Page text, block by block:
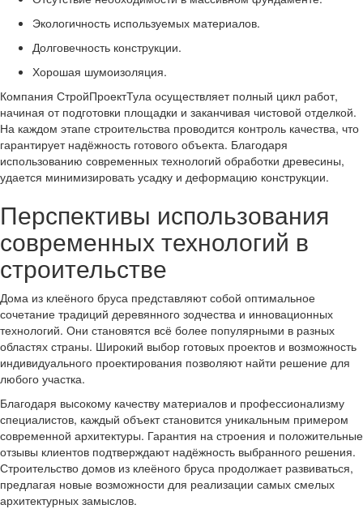
Экологичность используемых материалов.
Долговечность конструкции.
Хорошая шумоизоляция.
Компания СтройПроектТула осуществляет полный цикл работ,
начиная от подготовки площадки и заканчивая чистовой отделкой.
На каждом этапе строительства проводится контроль качества, что
гарантирует надёжность готового объекта. Благодаря
использованию современных технологий обработки древесины,
удается минимизировать усадку и деформацию конструкции.
Перспективы использования
современных технологий в
строительстве
Дома из клеёного бруса представляют собой оптимальное
сочетание традиций деревянного зодчества и инновационных
технологий. Они становятся всё более популярными в разных
областях страны. Широкий выбор готовых проектов и возможность
индивидуального проектирования позволяют найти решение для
любого участка.
Благодаря высокому качеству материалов и профессионализму
специалистов, каждый объект становится уникальным примером
современной архитектуры. Гарантия на строения и положительные
отзывы клиентов подтверждают надёжность выбранного решения.
Строительство домов из клеёного бруса продолжает развиваться,
предлагая новые возможности для реализации самых смелых
архитектурных замыслов.